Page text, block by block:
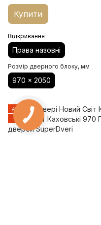
Купити
Відкривання
Права назовні
Розмір дверного блоку, мм
970 x 2050
АКЦІЯ
−20%